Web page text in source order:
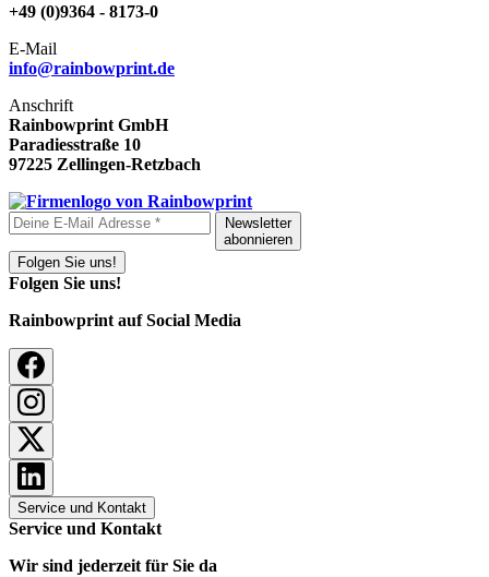
+49 (0)9364 - 8173-0
E-Mail
info@rainbowprint.de
Anschrift
Rainbowprint GmbH
Paradiesstraße 10
97225 Zellingen-Retzbach
Newsletter
abonnieren
Folgen Sie uns!
Folgen Sie uns!
Rainbowprint auf Social Media
Service und Kontakt
Service und Kontakt
Wir sind jederzeit für Sie da